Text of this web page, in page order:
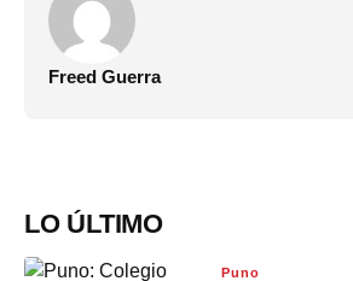
Freed Guerra
LO ÚLTIMO
Puno